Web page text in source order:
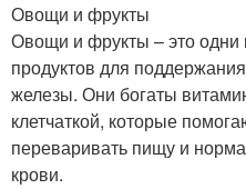
Овощи и фрукты
Овощи и фрукты – это одни
продуктов для
железы. Они богаты
клетчаткой, которые
переваривать пищу и
крови.